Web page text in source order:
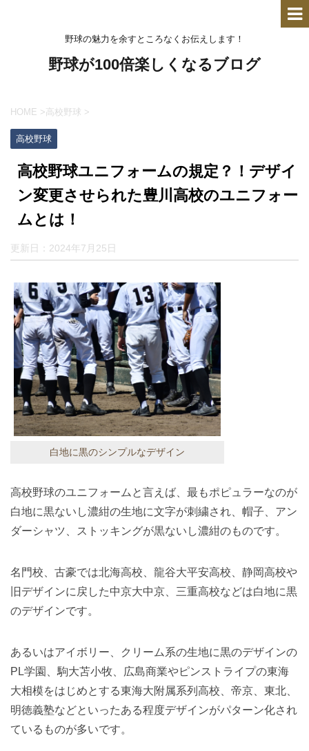
野球の魅力を余すところなくお伝えします！
野球が100倍楽しくなるブログ
HOME >高校野球 >
高校野球
高校野球ユニフォームの規定？！デザイ
ン変更させられた豊川高校のユニフォー
ムとは！
更新日： 2024年7月25日
白地に黒のシンプルなデザイン
高校野球のユニフォームと言えば、最もポピュラーなのが
白地に黒ないし濃紺の生地に文字が刺繍され、帽子、アン
ダーシャツ、ストッキングが黒ないし濃紺のものです。
名門校、古豪では北海高校、龍谷大平安高校、静岡高校や
旧デザインに戻した中京大中京、三重高校などは白地に黒
のデザインです。
あるいはアイボリー、クリーム系の生地に黒のデザインの
PL学園、駒大苫小牧、広島商業やピンストライプの東海
大相模をはじめとする東海大附属系列高校、帝京、東北、
明徳義塾などといったある程度デザインがパターン化され
ているものが多いです。